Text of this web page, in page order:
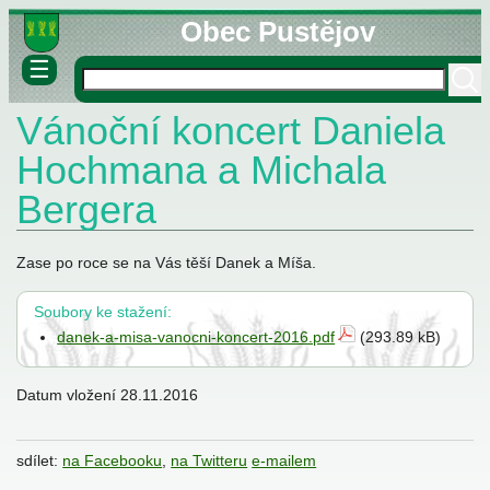
Obec Pustějov
☰
informace
Vánoční koncert Daniela
Hochmana a Michala
Bergera
Zase po roce se na Vás těší Danek a Míša.
Soubory ke stažení:
danek-a-misa-vanocni-koncert-2016.pdf
(293.89 kB)
Datum vložení 28.11.2016
sdílet: na Facebooku na Twitteru e-mailem